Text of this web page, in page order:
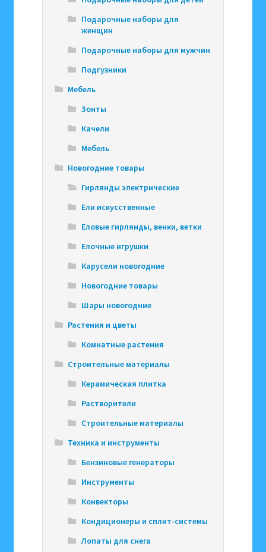
Подарочные наборы для
женщин
Подарочные наборы для мужчин
Подгузники
Мебель
Зонты
Качели
Мебель
Новогодние товары
Гирлянды электрические
Ели искусственные
Еловые гирлянды, венки, ветки
Елочные игрушки
Карусели новогодние
Новогодние товары
Шары новогодние
Растения и цветы
Комнатные растения
Строительные материалы
Керамическая плитка
Растворители
Строительные материалы
Техника и инструменты
Бензиновые генераторы
Инструменты
Конвекторы
Кондиционеры и сплит-системы
Лопаты для снега